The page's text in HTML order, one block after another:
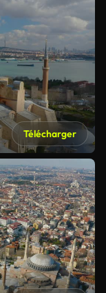
Télécharger